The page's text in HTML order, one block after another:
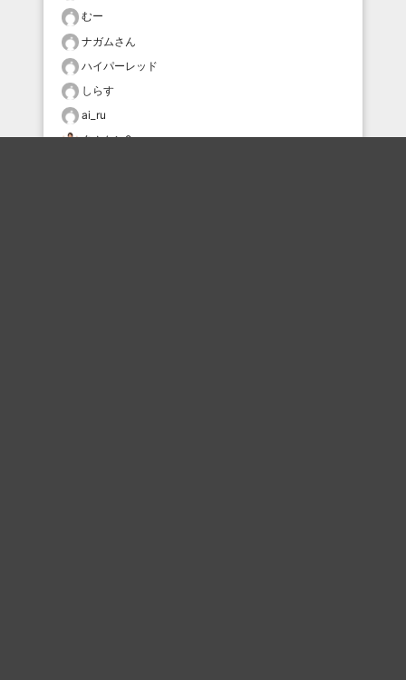
むー
ナガムさん
ハイパーレッド
しらす
ai_ru
タムケン2